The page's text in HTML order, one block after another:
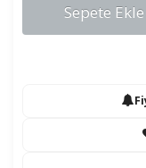
Sepete Ekle